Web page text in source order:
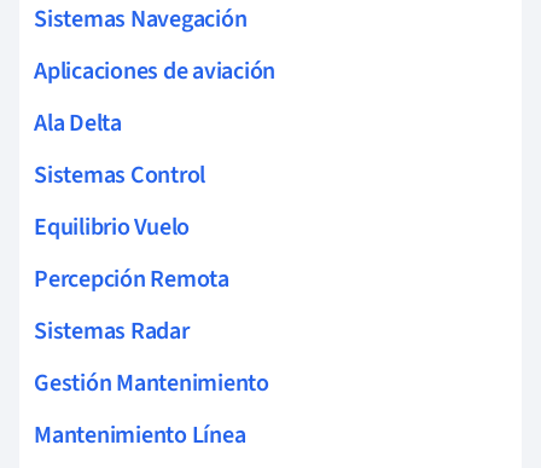
Sistemas Navegación
Aplicaciones de aviación
Ala Delta
Sistemas Control
Equilibrio Vuelo
Percepción Remota
Sistemas Radar
Gestión Mantenimiento
Mantenimiento Línea